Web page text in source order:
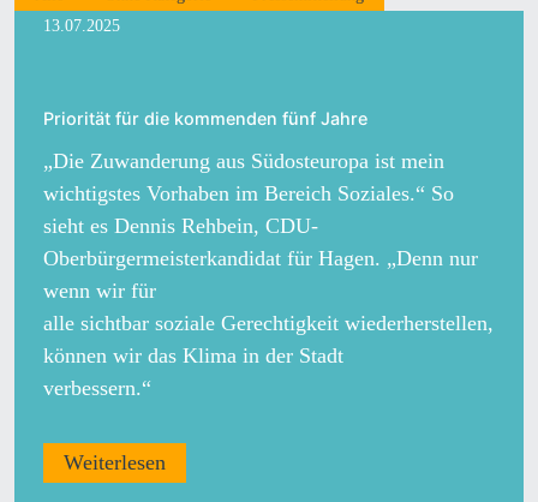
13.07.2025
Priorität für die kommenden fünf Jahre
„Die Zuwanderung aus Südosteuropa ist mein
wichtigstes Vorhaben im Bereich Soziales.“ So
sieht es Dennis Rehbein, CDU-
Oberbürgermeisterkandidat für Hagen. „Denn nur
wenn wir für
alle sichtbar soziale Gerechtigkeit wiederherstellen,
können wir das Klima in der Stadt
verbessern.“
Weiterlesen